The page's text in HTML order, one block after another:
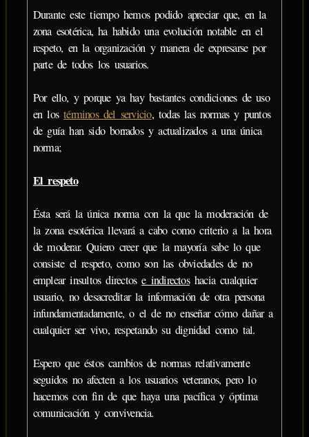
Durante este tiempo hemos podido apreciar que, en la
zona esotérica, ha habido una evolución notable en el
respeto, en la organización y manera de expresarse por
parte de todos los usuarios.
Por ello, y porque ya hay bastantes condiciones de uso
en lostérminos del servicio, todas las normas y puntos
de guía han sido borrados y actualizados a una única
norma;
El respeto
Ésta será la única norma con la que la moderación de
la zona esotérica llevará a cabo como criterio a la hora
de moderar. Quiero creer que la mayoría sabe lo que
consiste el respeto, como son las obviedades de no
emplear insultos directose indirectoshacia cualquier
usuario, no desacreditar la información de otra persona
infundamentadamente, o el de no enseñar cómo dañar a
cualquier ser vivo, respetando su dignidad como tal.
Espero que éstos cambios de normas relativamente
seguidos no afecten a los usuarios veteranos, pero lo
hacemos con fin de que haya una pacífica y óptima
comunicación y convivencia.